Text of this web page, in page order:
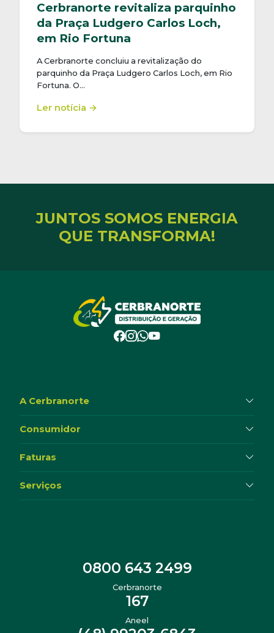
Cerbranorte revitaliza parquinho
da Praça Ludgero Carlos Loch,
em Rio Fortuna
A Cerbranorte concluiu a revitalização do
parquinho da Praça Ludgero Carlos Loch, em Rio
Fortuna. O…
Ler notícia →
JUNTOS SOMOS ENERGIA
QUE TRANSFORMA!
A Cerbranorte
Consumidor
Faturas
Serviços
0800 643 2499
Cerbranorte
167
Aneel